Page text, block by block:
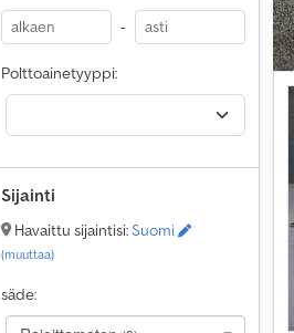
-
Polttoainetyyppi:
Sijainti
Havaittu sijaintisi:Suomi
(muuttaa)
säde: